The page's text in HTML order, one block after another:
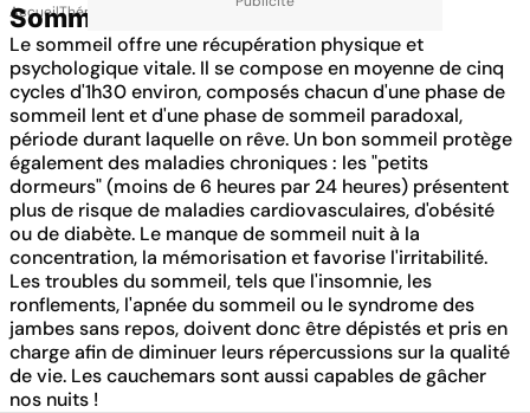
AccueilThématiques
Sommeil
Le sommeil offre une récupération physique et
psychologique vitale. Il se compose en moyenne de cinq
cycles d'1h30 environ, composés chacun d'une phase de
sommeil lent et d'une phase de sommeil paradoxal,
période durant laquelle on rêve. Un bon sommeil protège
également des maladies chroniques : les "petits
dormeurs" (moins de 6 heures par 24 heures) présentent
plus de risque de maladies cardiovasculaires, d'obésité
ou de diabète. Le manque de sommeil nuit à la
concentration, la mémorisation et favorise l'irritabilité.
Les troubles du sommeil, tels que l'insomnie, les
ronflements, l'apnée du sommeil ou le syndrome des
jambes sans repos, doivent donc être dépistés et pris en
charge afin de diminuer leurs répercussions sur la qualité
de vie. Les cauchemars sont aussi capables de gâcher
nos nuits !